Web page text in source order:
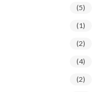
(5)
(1)
(2)
(4)
(2)